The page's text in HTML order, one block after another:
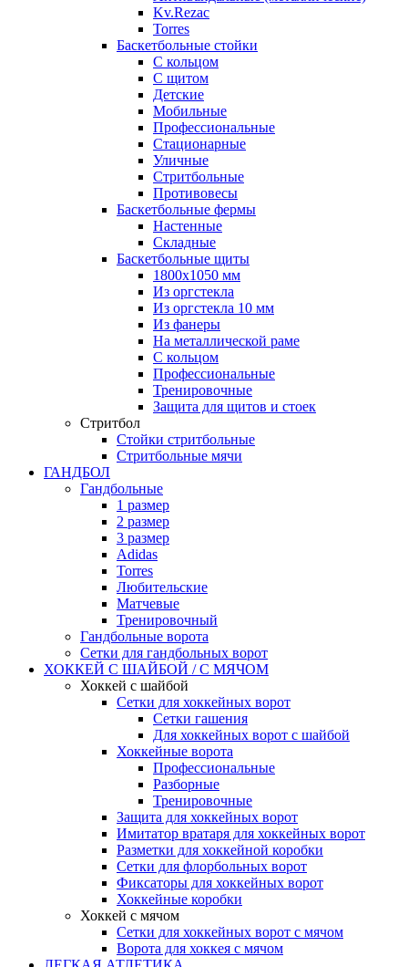
Kv.Rezac
Torres
Баскетбольные стойки
С кольцом
С щитом
Детские
Мобильные
Профессиональные
Стационарные
Уличные
Стритбольные
Противовесы
Баскетбольные фермы
Настенные
Складные
Баскетбольные щиты
1800х1050 мм
Из оргстекла
Из оргстекла 10 мм
Из фанеры
На металлической раме
С кольцом
Профессиональные
Тренировочные
Защита для щитов и стоек
Стритбол
Стойки стритбольные
Стритбольные мячи
ГАНДБОЛ
Гандбольные
1 размер
2 размер
3 размер
Adidas
Torres
Любительские
Матчевые
Тренировочный
Гандбольные ворота
Сетки для гандбольных ворот
ХОККЕЙ С ШАЙБОЙ / С МЯЧОМ
Хоккей с шайбой
Сетки для хоккейных ворот
Сетки гашения
Для хоккейных ворот с шайбой
Хоккейные ворота
Профессиональные
Разборные
Тренировочные
Защита для хоккейных ворот
Имитатор вратаря для хоккейных ворот
Разметки для хоккейной коробки
Сетки для флорбольных ворот
Фиксаторы для хоккейных ворот
Хоккейные коробки
Хоккей с мячом
Сетки для хоккейных ворот с мячом
Ворота для хоккея с мячом